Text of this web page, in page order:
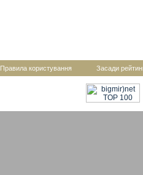
Правила користування Засади